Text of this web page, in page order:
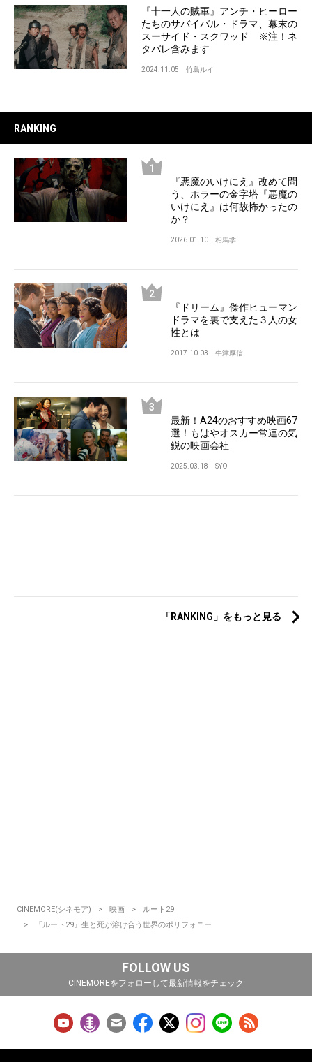
『十一人の賊軍』アンチ・ヒーロー
たちのサバイバル・ドラマ、幕末の
スーサイド・スクワッド ※注！ネ
タバレ含みます
2024.11.05 竹島ルイ
RANKING
『悪魔のいけにえ』改めて問
う、ホラーの金字塔『悪魔の
いけにえ』は何故怖かったの
か？
2026.01.10 相馬学
『ドリーム』傑作ヒューマン
ドラマを裏で支えた３人の女
性とは
2017.10.03 牛津厚信
最新！A24のおすすめ映画67
選！もはやオスカー常連の気
鋭の映画会社
2025.03.18 SYO
「RANKING」をもっと見る
CINEMORE(シネモア) 映画
ルート29
『ルート29』生と死が溶け合う世界のポリフォニー
FOLLOW US
CINEMOREをフォローして最新情報をチェック